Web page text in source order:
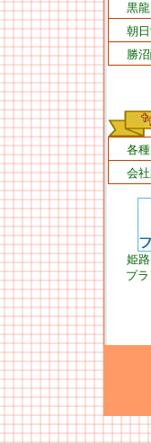
黒龍
朝
勝
各
会
姫
プ